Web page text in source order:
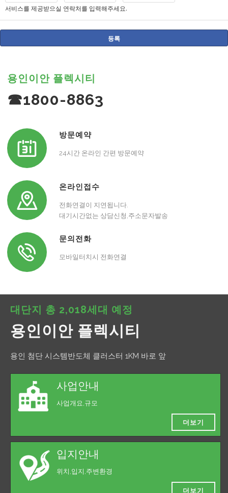
서비스를 제공받으실 연락처를 입력해주세요.
용인이안 플렉시티
☎1800-8863
방문예약
24시간 온라인 간편 방문예약
온라인접수
전화연결이 지연됩니다.
대기시간없는 상담신청,주소문자발송
문의전화
모바일터치시 전화연결
대단지 총 2,018세대 예정
용인이안 플렉시티
용인 첨단 시스템반도체 클러스터 1KM 바로 앞
사업안내
사업개요,규모
더보기
입지안내
위치,입지,주변환경
더보기